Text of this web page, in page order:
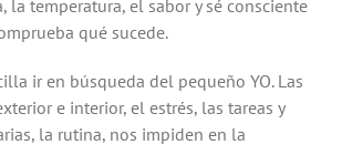
la temperatura, el sabor y sé consciente
qué sucede.
ir en búsqueda del pequeño YO. Las
e interior, el estrés, las tareas y
la rutina, nos impiden en la